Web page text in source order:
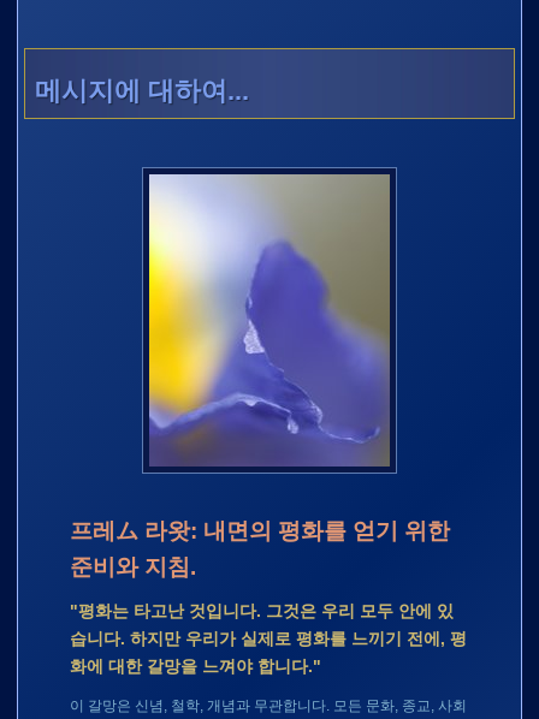
메시지에 대하여...
프레ム 라왓: 내면의 평화를 얻기 위한
준비와 지침.
"평화는 타고난 것입니다. 그것은 우리 모두 안에 있
습니다. 하지만 우리가 실제로 평화를 느끼기 전에, 평
화에 대한 갈망을 느껴야 합니다."
이 갈망은 신념, 철학, 개념과 무관합니다. 모든 문화, 종교, 사회